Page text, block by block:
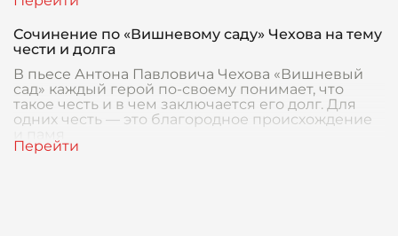
Сочинение по «Вишневому саду» Чехова на тему
чести и долга
В пьесе Антона Павловича Чехова «Вишневый
сад» каждый герой по-своему понимает, что
такое честь и в чем заключается его долг. Для
одних честь — это благородное происхождение